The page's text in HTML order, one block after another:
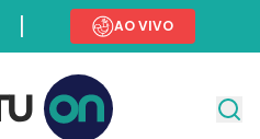
AO VIVO